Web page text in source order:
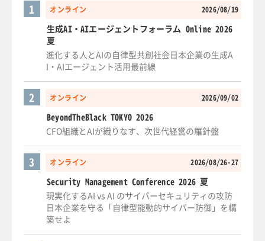
オンライン 2026/08/19
1
生成AI・AIエージェントフォーラム Online 2026
夏
進化する人とAIの自律型共創社会日本企業の生成A
I・AIエージェント活用最前線
オンライン 2026/09/02
2
BeyondTheBlack TOKYO 2026
CFO組織とAIが織りなす、次世代経営の羅針盤
オンライン 2026/08/26-27
3
Security Management Conference 2026 夏
現実化するAI vs AI のサイバーセキュリティの攻防
日本企業を守る「自律型能動的サイバー防御」を構
築せよ